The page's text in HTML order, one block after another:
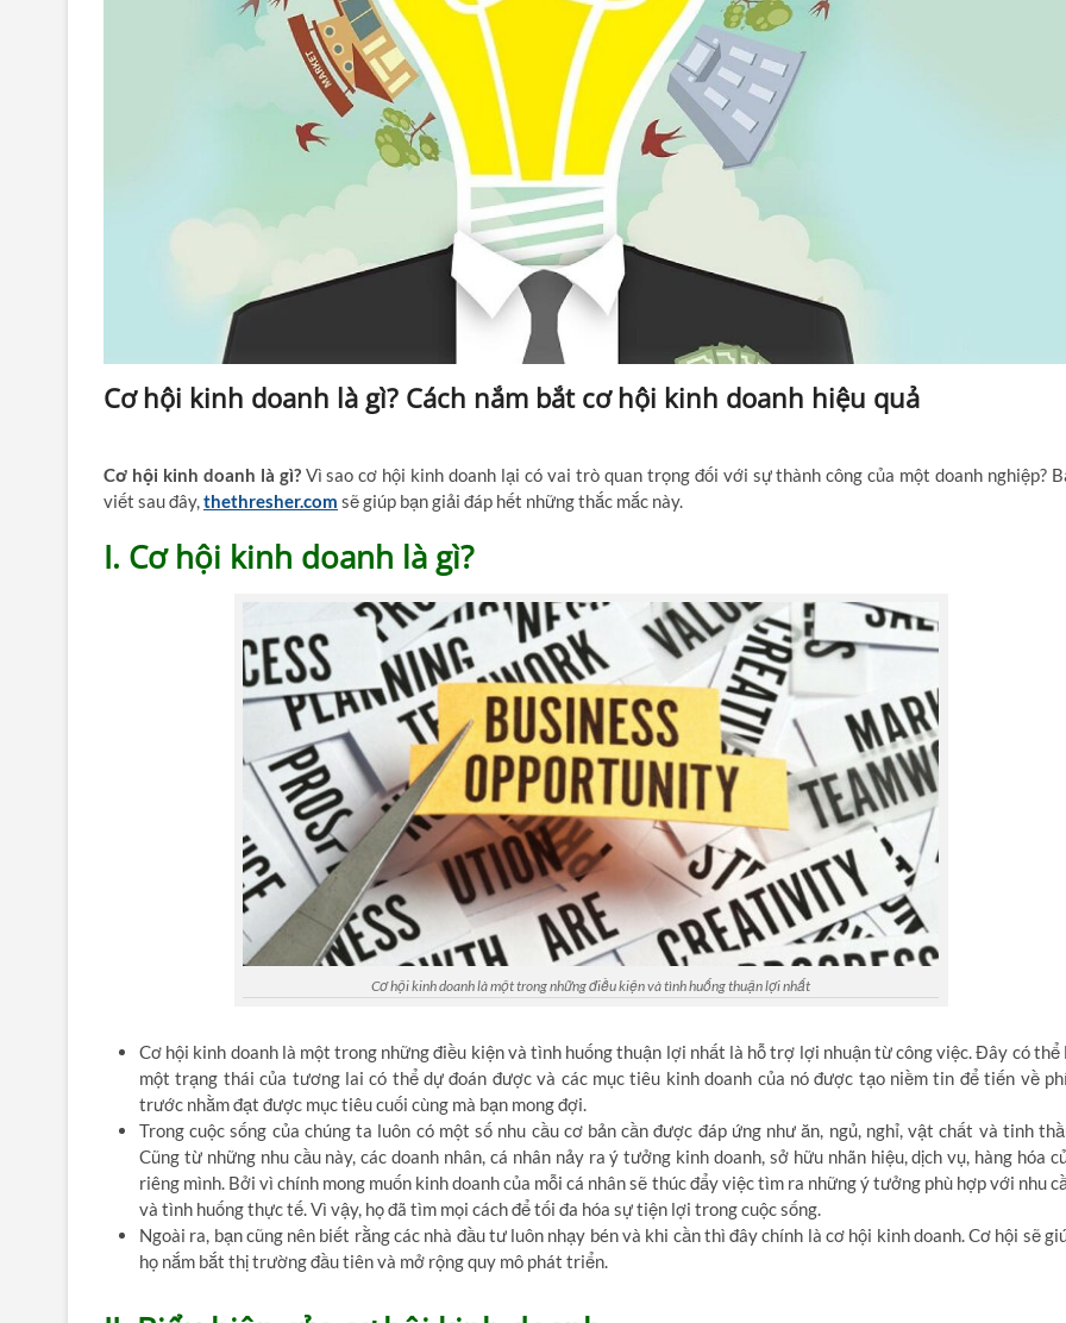
Cơ hội kinh doanh là gì? Cách nắm bắt cơ hội kinh doanh hiệu quả
Cơ hội kinh doanh là gì?Vì sao cơ hội kinh doanh lại có vai trò quan trọng đối với sự thành công của một doanh nghiệp?
viết sau đây,thethresher.com sẽ giúp bạn giải đáp hết những thắc mắc này.
I. Cơ hội kinh doanh là gì?
Cơ hội kinh doanh là một trong những điều kiện và tình huống thuận lợi nhất
Cơ hội kinh doanh là một trong những điều kiện và tình huống thuận lợi nhất là hỗ trợ lợi nhuận từ công việc. Đây có thể
một trạng thái của tương lai có thể dự đoán được và các mục tiêu kinh doanh của nó được tạo niềm tin để tiến về
trước nhằm đạt được mục tiêu cuối cùng mà bạn mong đợi.
Trong cuộc sống của chúng ta luôn có một số nhu cầu cơ bản cần được đáp ứng như ăn, ngủ, nghỉ, vật chất và tinh
Cũng từ những nhu cầu này, các doanh nhân, cá nhân nảy ra ý tưởng kinh doanh, sở hữu nhãn hiệu, dịch vụ, hàng hóa
riêng mình. Bởi vì chính mong muốn kinh doanh của mỗi cá nhân sẽ thúc đẩy việc tìm ra những ý tưởng phù hợp với nhu
và tình huống thực tế. Vì vậy, họ đã tìm mọi cách để tối đa hóa sự tiện lợi trong cuộc sống.
Ngoài ra, bạn cũng nên biết rằng các nhà đầu tư luôn nhạy bén và khi cần thì đây chính là cơ hội kinh doanh. Cơ hội sẽ
họ nắm bắt thị trường đầu tiên và mở rộng quy mô phát triển.